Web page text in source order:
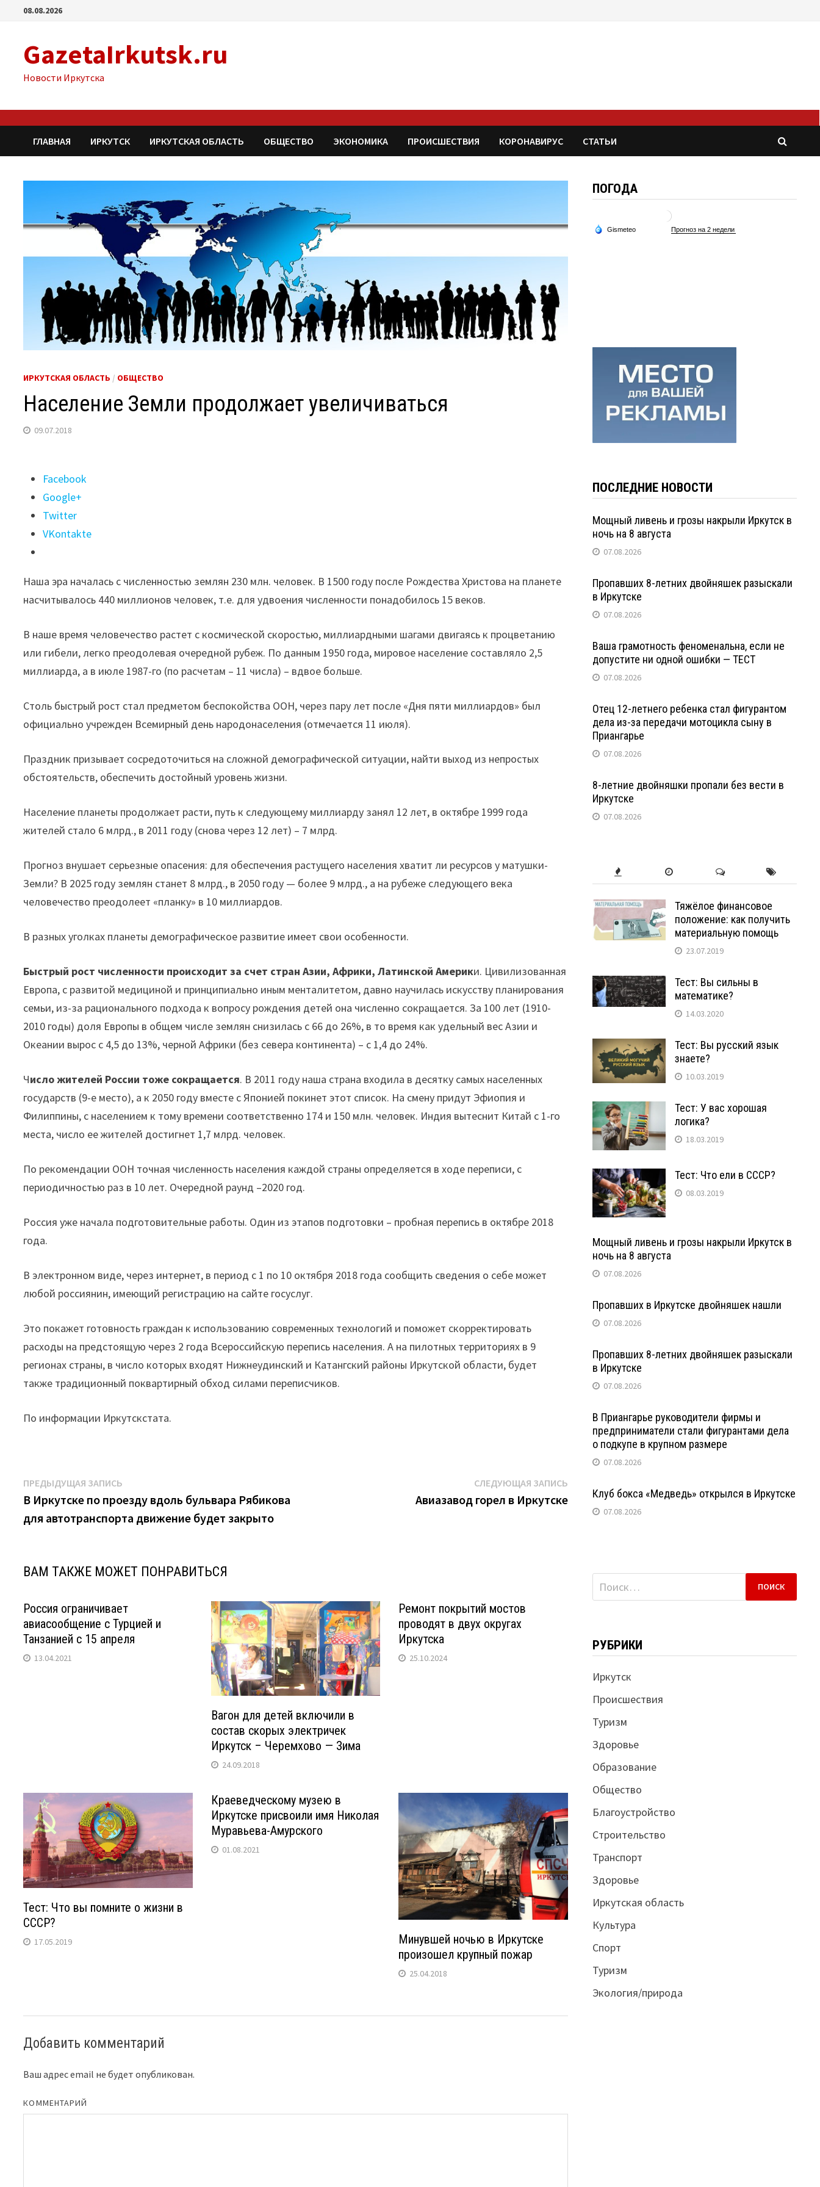
Перейти08.08.2026
GazetaIrkutsk.ru
Новости Иркутска
ГЛАВНАЯ ИРКУТСК ИРКУТСКАЯ ОБЛАСТЬ ОБЩЕСТВО ЭКОНОМИКА ПРОИСШЕСТВИЯ КОРОНАВИРУС СТАТЬИ
ИРКУТСКАЯ ОБЛАСТЬ / ОБЩЕСТВО
Население Земли продолжает увеличиваться
09.07.2018
Поделиться
"Население
Земли
продолжает
увеличиваться"
Facebook
Google+
Twitter
VKontakte
Наша эра началась с численностью землян 230 млн. человек. В 1500 году после Рождества Христова на планете
насчитывалось 440 миллионов человек, т.е. для удвоения численности понадобилось 15 веков.
В наше время человечество растет с космической скоростью, миллиардными шагами двигаясь к процветанию
или гибели, легко преодолевая очередной рубеж. По данным 1950 года, мировое население составляло 2,5
миллиарда, а в июле 1987-го (по расчетам – 11 числа) – вдвое больше.
Столь быстрый рост стал предметом беспокойства ООН, через пару лет после «Дня пяти миллиардов» был
официально учрежден Всемирный день народонаселения (отмечается 11 июля).
Праздник призывает сосредоточиться на сложной демографической ситуации, найти выход из непростых
обстоятельств, обеспечить достойный уровень жизни.
Население планеты продолжает расти, путь к следующему миллиарду занял 12 лет, в октябре 1999 года
жителей стало 6 млрд., в 2011 году (снова через 12 лет) – 7 млрд.
Прогноз внушает серьезные опасения: для обеспечения растущего населения хватит ли ресурсов у матушки-
Земли? В 2025 году землян станет 8 млрд., в 2050 году — более 9 млрд., а на рубеже следующего века
человечество преодолеет «планку» в 10 миллиардов.
В разных уголках планеты демографическое развитие имеет свои особенности.
Быстрый рост численности происходит за счет стран Азии, Африки, Латинской Америки. Цивилизованная
Европа, с развитой медициной и принципиально иным менталитетом, давно научилась искусству планирования
семьи, из-за рационального подхода к вопросу рождения детей она численно сокращается. За 100 лет (1910-
2010 годы) доля Европы в общем числе землян снизилась с 66 до 26%, в то время как удельный вес Азии и
Океании вырос с 4,5 до 13%, черной Африки (без севера континента) – с 1,4 до 24%.
Число жителей России тоже сокращается. В 2011 году наша страна входила в десятку самых населенных
государств (9-е место), а к 2050 году вместе с Японией покинет этот список. На смену придут Эфиопия и
Филиппины, с населением к тому времени соответственно 174 и 150 млн. человек. Индия вытеснит Китай с 1-го
места, число ее жителей достигнет 1,7 млрд. человек.
По рекомендации ООН точная численность населения каждой страны определяется в ходе переписи, с
периодичностью раз в 10 лет. Очередной раунд –2020 год.
Россия уже начала подготовительные работы. Один из этапов подготовки – пробная перепись в октябре 2018
года.
В электронном виде, через интернет, в период с 1 по 10 октября 2018 года сообщить сведения о себе может
любой россиянин, имеющий регистрацию на сайте госуслуг.
Это покажет готовность граждан к использованию современных технологий и поможет скорректировать
расходы на предстоящую через 2 года Всероссийскую перепись населения. А на пилотных территориях в 9
регионах страны, в число которых входят Нижнеудинский и Катангский районы Иркутской области, будет
также традиционный поквартирный обход силами переписчиков.
По информации Иркутскстата.
Навигация
по
записям
ПРЕДЫДУЩАЯ ЗАПИСЬ
запись:
В Иркутске по проезду вдоль бульвара Рябикова
для автотранспорта движение будет закрыто
СЛЕДУЮЩАЯ ЗАПИСЬСледующая
запись:
Авиазавод горел в Иркутске
ВАМ ТАКЖЕ МОЖЕТ ПОНРАВИТЬСЯ
Россия ограничивает
авиасообщение с Турцией и
Танзанией с 15 апреля
13.04.2021
Вагон для детей включили в
состав скорых электричек
Иркутск – Черемхово — Зима
24.09.2018
Ремонт покрытий мостов
проводят в двух округах
Иркутска
25.10.2024
Тест: Что вы помните о жизни в
СССР?
17.05.2019
Краеведческому музею в
Иркутске присвоили имя Николая
Муравьева-Амурского
01.08.2021
Минувшей ночью в Иркутске
произошел крупный пожар
25.04.2018
Добавить комментарий
Ваш адрес email не будет опубликован.
КОММЕНТАРИЙ
ПОГОДА
ПОСЛЕДНИЕ НОВОСТИ
Мощный ливень и грозы накрыли Иркутск в
ночь на 8 августа
07.08.2026
Пропавших 8-летних двойняшек разыскали
в Иркутске
07.08.2026
Ваша грамотность феноменальна, если не
допустите ни одной ошибки — ТЕСТ
07.08.2026
Отец 12-летнего ребенка стал фигурантом
дела из-за передачи мотоцикла сыну в
Приангарье
07.08.2026
8-летние двойняшки пропали без вести в
Иркутске
07.08.2026
Тяжёлое финансовое
положение: как получить
материальную помощь
23.07.2019
Тест: Вы сильны в
математике?
14.03.2020
Тест: Вы русский язык
знаете?
10.03.2019
Тест: У вас хорошая
логика?
18.03.2019
Тест: Что ели в СССР?
08.03.2019
Мощный ливень и грозы накрыли Иркутск в
ночь на 8 августа
07.08.2026
Пропавших в Иркутске двойняшек нашли
07.08.2026
Пропавших 8-летних двойняшек разыскали
в Иркутске
07.08.2026
В Приангарье руководители фирмы и
предприниматели стали фигурантами дела
о подкупе в крупном размере
07.08.2026
Клуб бокса «Медведь» открылся в Иркутске
07.08.2026
Найти:
РУБРИКИ
Иркутск
Происшествия
Туризм
Здоровье
Образование
Общество
Благоустройство
Строительство
Транспорт
Здоровье
Иркутская область
Культура
Спорт
Туризм
Экология/природа